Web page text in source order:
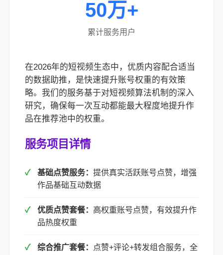
50万+
累计服务用户
在2026年的短视频生态中，优质内容配合适当
的数据助推，是快速提升账号权重的有效策
略。我们的服务基于对短视频算法机制的深入
研究，确保每一次互动都能最大程度地提升作
品在推荐池中的权重。
服务项目详情
基础点赞服务： 提供真实活跃账号点赞，增强
作品基础互动数据
优质点赞套餐： 高权重账号点赞，有效提升作
品热度权重
综合推广套餐：
点赞+评论+转发组合服务，全